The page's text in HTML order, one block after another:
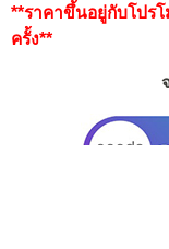
**ราคาขึ้นอยู่กับโปร
ครั้ง**